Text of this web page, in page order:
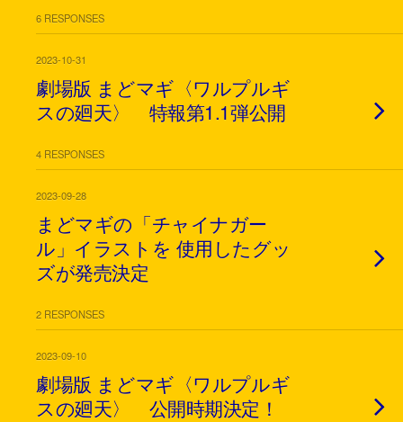
6 RESPONSES
2023-10-31
劇場版 まどマギ〈ワルプルギ
スの廻天〉 特報第1.1弾公開
4 RESPONSES
2023-09-28
まどマギの「チャイナガー
ル」イラストを 使用したグッ
ズが発売決定
2 RESPONSES
2023-09-10
劇場版 まどマギ〈ワルプルギ
スの廻天〉 公開時期決定！